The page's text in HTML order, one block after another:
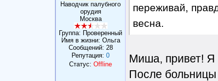
Наводчик палубного
орудия
Москва
Группа: Проверенный
Имя в жизни: Ольга
Сообщений: 28
Репутация: 0
Статус: Offline
переживай,
весна.
Миша, привет! Я
После больницы